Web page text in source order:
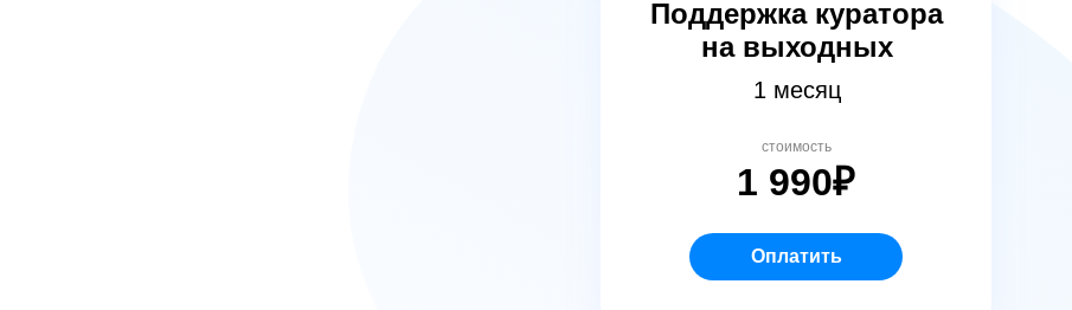
1 месяц
Поддержка куратора
на выходных
стоимость
1 990₽
Оплатить